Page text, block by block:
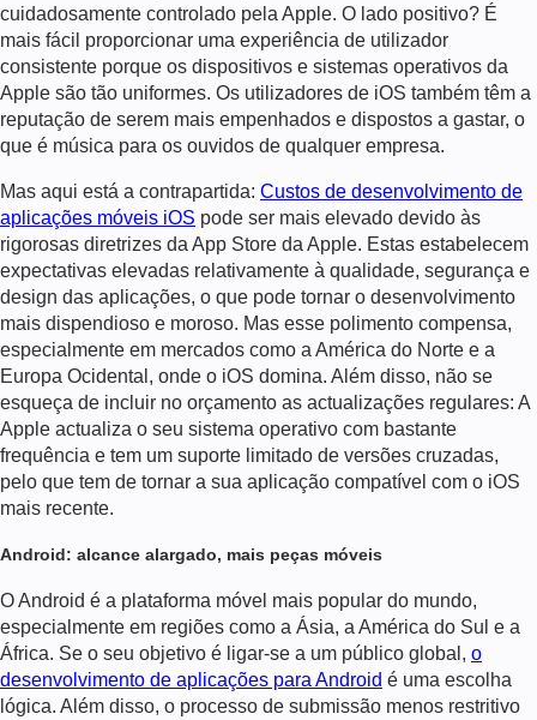
cuidadosamente controlado pela Apple. O lado positivo? É
mais fácil proporcionar uma experiência de utilizador
consistente porque os dispositivos e sistemas operativos da
Apple são tão uniformes. Os utilizadores de iOS também têm a
reputação de serem mais empenhados e dispostos a gastar, o
que é música para os ouvidos de qualquer empresa.
Mas aqui está a contrapartida: Custos de desenvolvimento de
aplicações móveis iOS pode ser mais elevado devido às
rigorosas diretrizes da App Store da Apple. Estas estabelecem
expectativas elevadas relativamente à qualidade, segurança e
design das aplicações, o que pode tornar o desenvolvimento
mais dispendioso e moroso. Mas esse polimento compensa,
especialmente em mercados como a América do Norte e a
Europa Ocidental, onde o iOS domina. Além disso, não se
esqueça de incluir no orçamento as actualizações regulares: A
Apple actualiza o seu sistema operativo com bastante
frequência e tem um suporte limitado de versões cruzadas,
pelo que tem de tornar a sua aplicação compatível com o iOS
mais recente.
Android: alcance alargado, mais peças móveis
O Android é a plataforma móvel mais popular do mundo,
especialmente em regiões como a Ásia, a América do Sul e a
África. Se o seu objetivo é ligar-se a um público global, o
desenvolvimento de aplicações para Android é uma escolha
lógica. Além disso, o processo de submissão menos restritivo